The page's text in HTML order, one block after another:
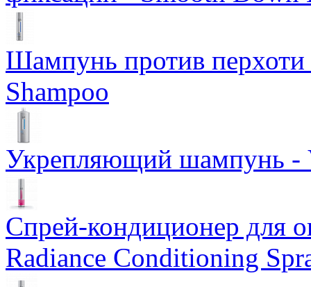
Шампунь против
Shampoo
Укрепляющий шампунь -
Спрей-кондиционер для
Radiance Conditioning